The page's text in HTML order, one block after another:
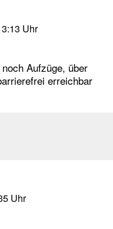
Uhr
Aufzüge, über
erreichbar
Uhr